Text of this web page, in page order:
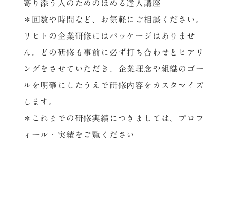
＊回数や時間など、お気軽にご相談ください。
リヒトの企業研修にはパッケージはありませ
ん。どの研修も事前に必ず打ち合わせとヒアリ
ングをさせていただき、企業理念や組織のゴー
ルを明確にしたうえで研修内容をカスタマイズ
します。
＊これまでの研修実績につきましては、プロフ
ィール・実績をご覧ください